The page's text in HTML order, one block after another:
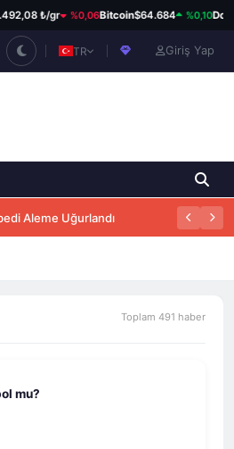
₺/gr %0,06Bitcoin$64.684 %0,10
TR Giriş Yap
Aleme Uğurlandı
Toplam 491 haber
mu?